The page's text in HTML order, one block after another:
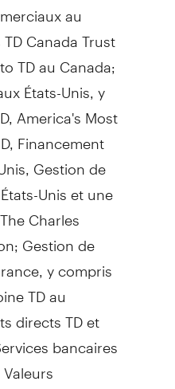
au
TD Canada Trust
TD au Canada;
États-Unis, y
America's Most
Financement
Gestion de
Unis et une
Charles
Gestion de
y compris
TD au
directs TD et
bancaires